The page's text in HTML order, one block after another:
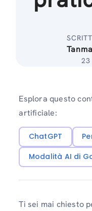
23
Esplora questo
artificiale:
ChatGPT
Modalità AI di
Ti sei mai chiesto